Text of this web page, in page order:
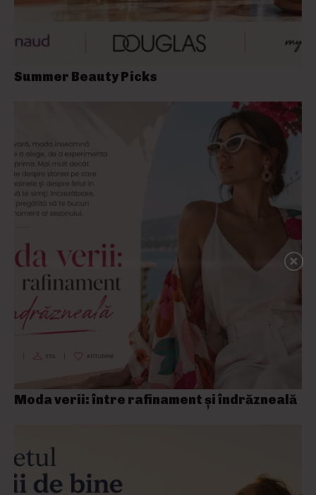
Summer Beauty Picks
Moda verii: între rafinament și îndrăzneală